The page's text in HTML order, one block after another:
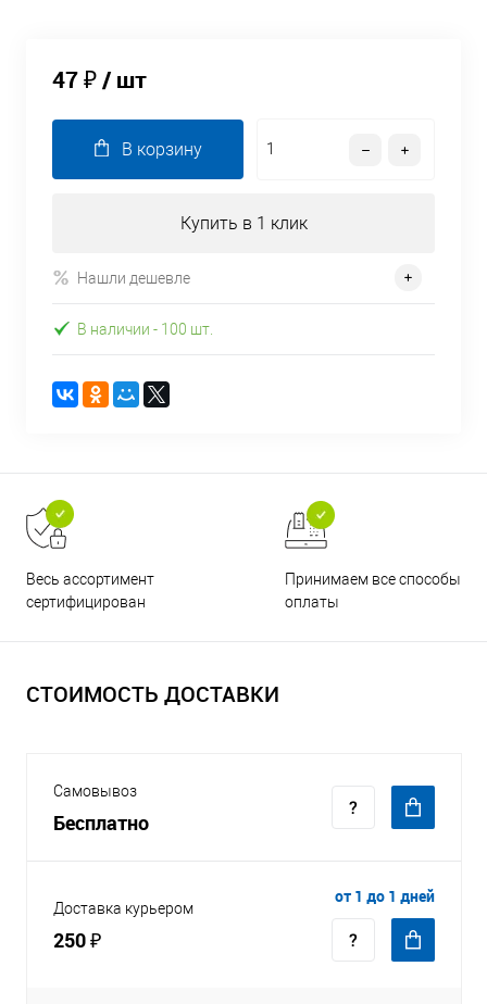
47 ₽/ шт
В корзину
Купить в 1 клик
Нашли дешевле
В наличии - 100 шт.
Весь ассортимент
сертифицирован
Принимаем все способы
оплаты
СТОИМОСТЬ ДОСТАВКИ
Самовывоз
Бесплатно
Доставка курьером
250 ₽
от 1 до 1 дней